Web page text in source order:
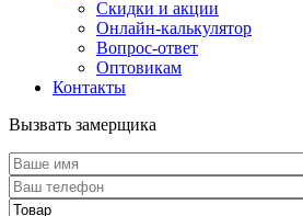
Скидки и акции
Онлайн-калькулятор
Вопрос-ответ
Оптовикам
Контакты
Вызвать замерщика